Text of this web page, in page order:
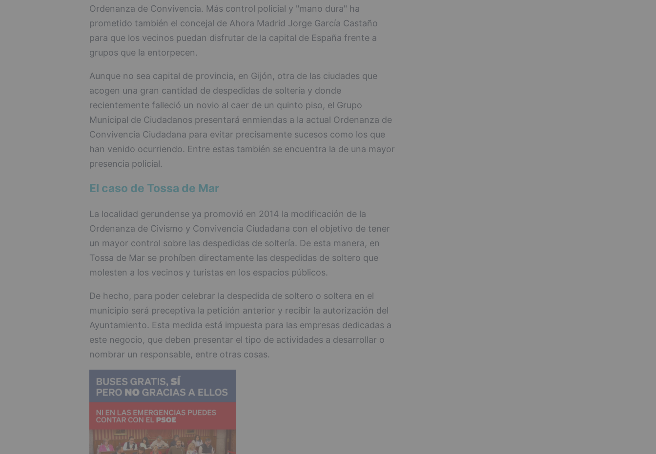
Ordenanza de Convivencia. Más control policial y "mano dura" ha
prometido también el concejal de Ahora Madrid Jorge García Castaño
para que los vecinos puedan disfrutar de la capital de España frente a
grupos que la entorpecen.
Aunque no sea capital de provincia, en Gijón, otra de las ciudades que
acogen una gran cantidad de despedidas de soltería y donde
recientemente falleció un novio al caer de un quinto piso, el Grupo
Municipal de Ciudadanos presentará enmiendas a la actual Ordenanza de
Convivencia Ciudadana para evitar precisamente sucesos como los que
han venido ocurriendo. Entre estas también se encuentra la de una mayor
presencia policial.
El caso de Tossa de Mar
La localidad gerundense ya promovió en 2014 la modificación de la
Ordenanza de Civismo y Convivencia Ciudadana con el objetivo de tener
un mayor control sobre las despedidas de soltería. De esta manera, en
Tossa de Mar se prohíben directamente las despedidas de soltero que
molesten a los vecinos y turistas en los espacios públicos.
De hecho, para poder celebrar la despedida de soltero o soltera en el
municipio será preceptiva la petición anterior y recibir la autorización del
Ayuntamiento. Esta medida está impuesta para las empresas dedicadas a
este negocio, que deben presentar el tipo de actividades a desarrollar o
nombrar un responsable, entre otras cosas.